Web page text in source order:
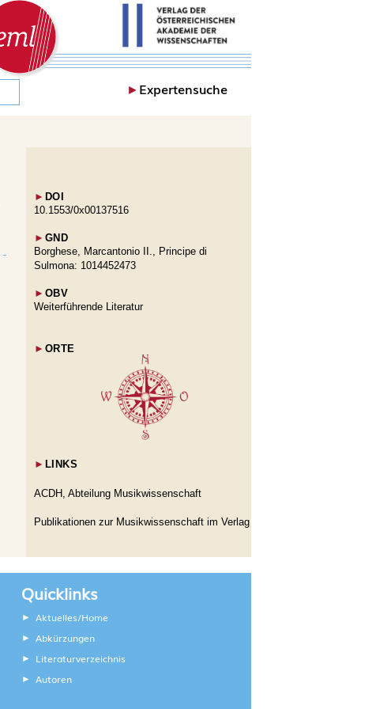
►Expertensuche
► DOI
10.1553/0x00137516
► GND
Borghese, Marcantonio II., Principe di
Sulmona: 1014452473
► OBV
Weiterführende Literatur
► ORTE
► LINKS
ACDH, Abteilung Musikwissenschaft
Publikationen zur Musikwissenschaft im Verlag
Quicklinks
Aktuelles/Home
Abkürzungen
Literaturverzeichnis
Autoren